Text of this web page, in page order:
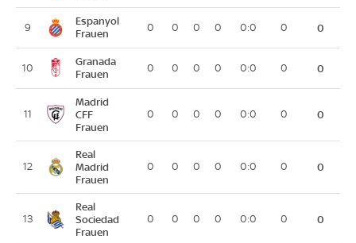
9
Espanyol
Frauen
0 0 0 0 0:0 0 0
10
Granada
Frauen
0 0 0 0 0:0 0 0
11
Madrid
CFF
Frauen
0 0 0 0 0:0 0 0
12
Real
Madrid
Frauen
0 0 0 0 0:0 0 0
13
Real
Sociedad
Frauen
0 0 0 0 0:0 0 0